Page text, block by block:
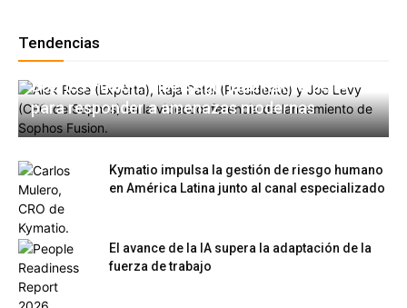
Tendencias
Sophos Fusion: Ciberseguridad nativa de IA
para responder a amenazas modernas
Kymatio impulsa la gestión de riesgo humano
en América Latina junto al canal especializado
El avance de la IA supera la adaptación de la
fuerza de trabajo